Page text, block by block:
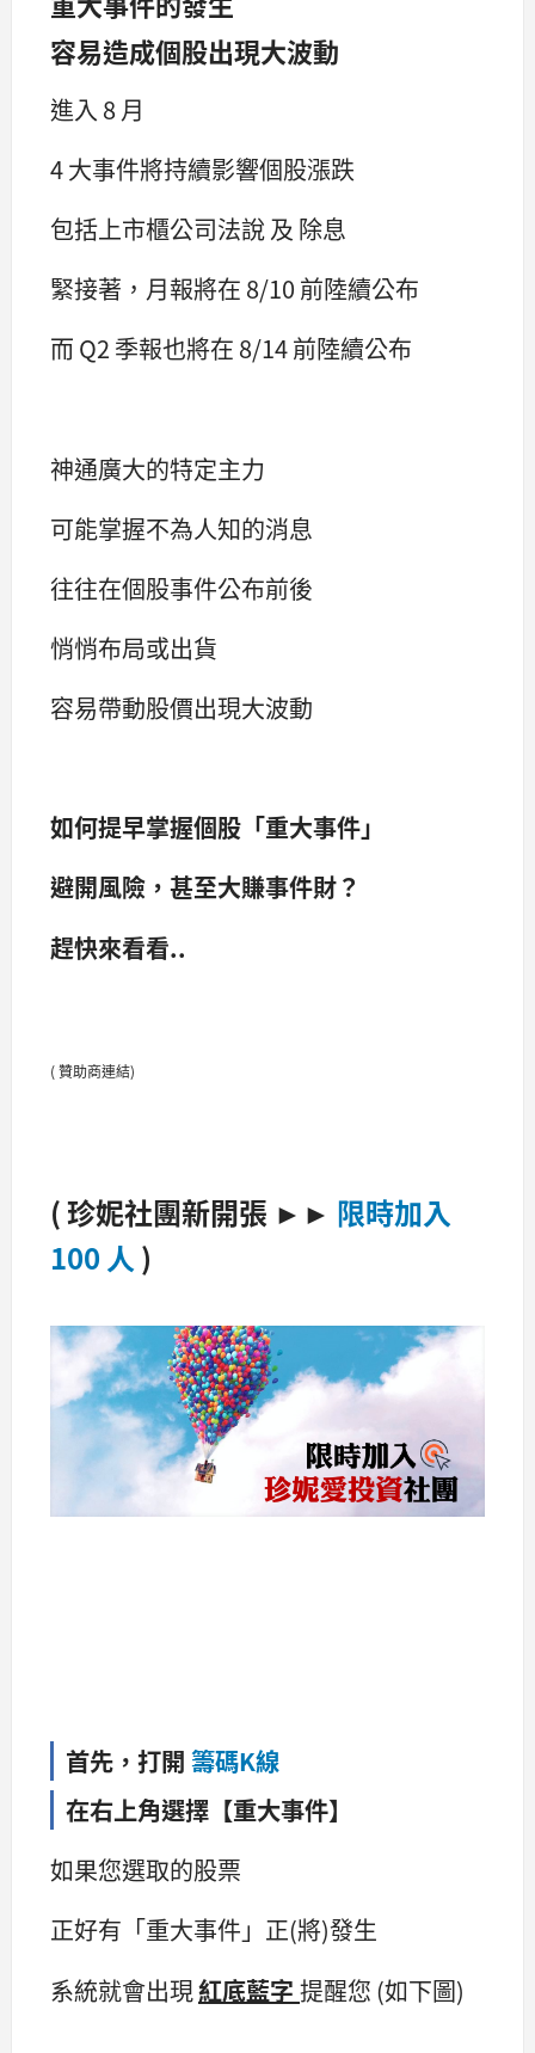
容易造成個股出現大波動
進入 8 月
4 大事件將持續影響個股漲跌
包括上市櫃公司法說 及 除息
緊接著，月報將在 8/10 前陸續公布
而 Q2 季報也將在 8/14 前陸續公布
神通廣大的特定主力
可能掌握不為人知的消息
往往在個股事件公布前後
悄悄布局或出貨
容易帶動股價出現大波動
如何提早掌握個股「重大事件」
避開風險，甚至大賺事件財？
趕快來看看..
( 贊助商連結)
( 珍妮社團新開張 ►► 限時加入
100 人)
首先，打開 籌碼K線
在右上角選擇【重大事件】
如果您選取的股票
正好有「重大事件」正(將)發生
系統就會出現紅底藍字 提醒您 (如下圖)